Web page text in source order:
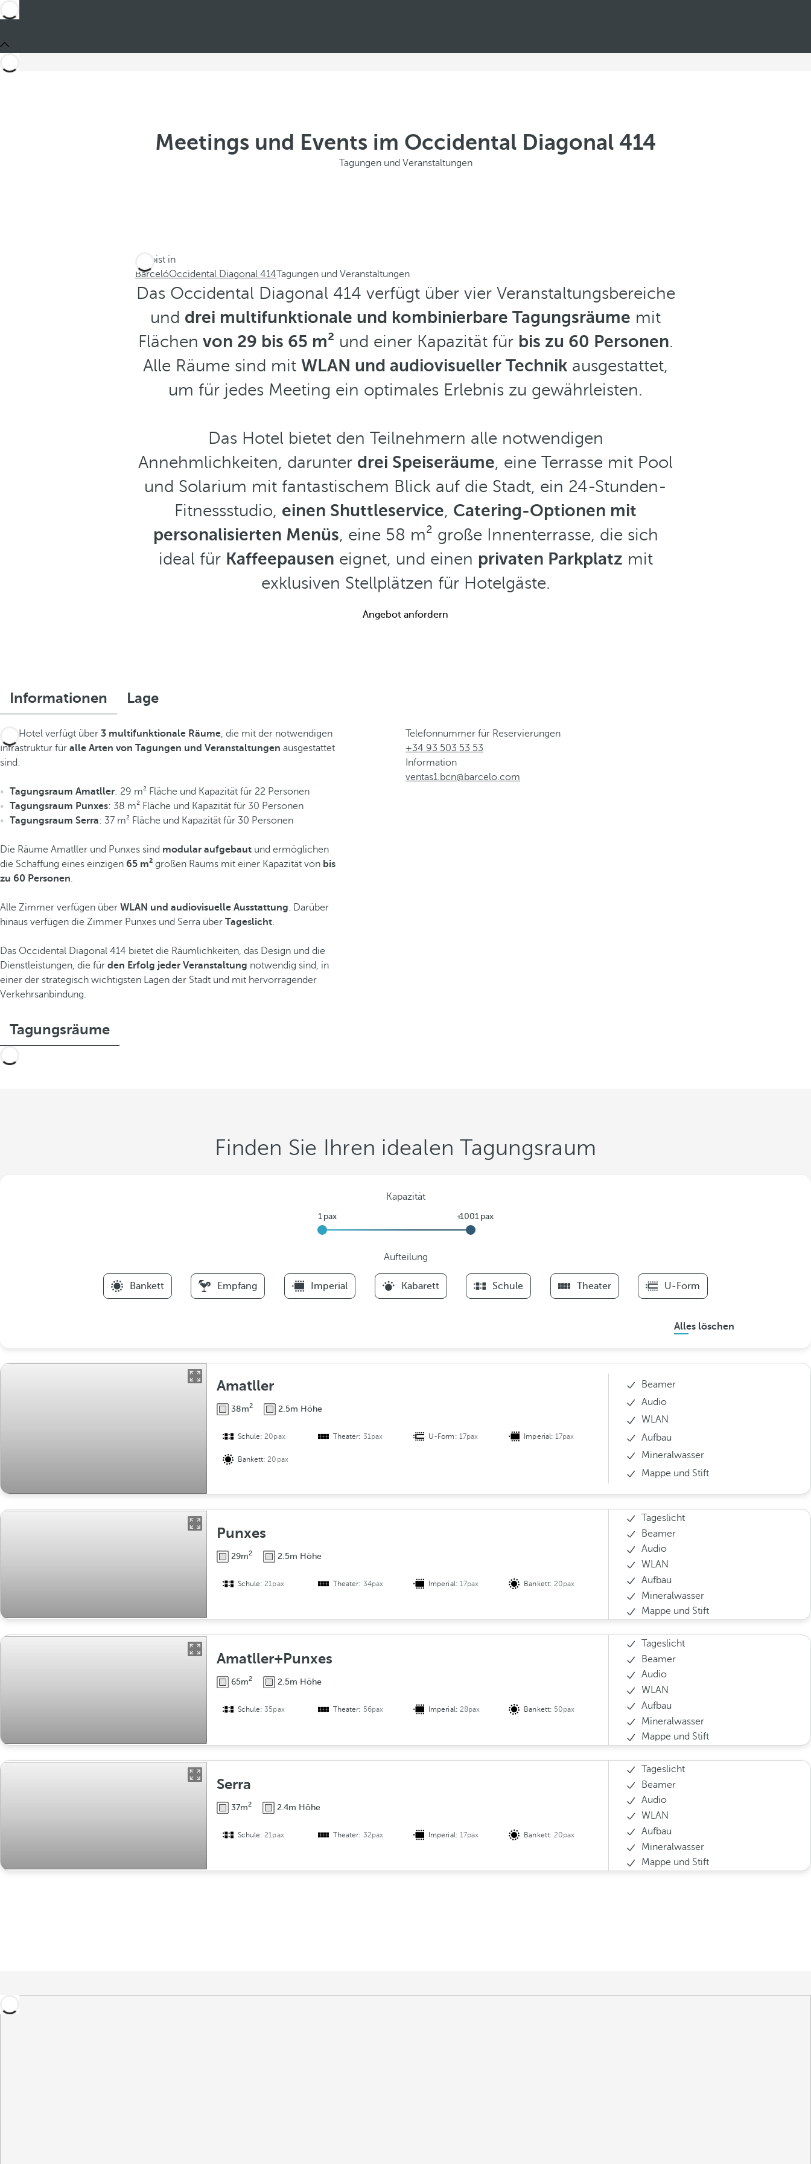
Meetings und Events im Occidental Diagonal 414
Tagungen und Veranstaltungen
Du bist in
BarcelóOccidental Diagonal 414Tagungen und Veranstaltungen
Das Occidental Diagonal 414 verfügt über vier Veranstaltungsbereiche
und drei multifunktionale und kombinierbare Tagungsräume mit
Flächen von 29 bis 65 m² und einer Kapazität für bis zu 60 Personen.
Alle Räume sind mit WLAN und audiovisueller Technik ausgestattet,
um für jedes Meeting ein optimales Erlebnis zu gewährleisten.
Das Hotel bietet den Teilnehmern alle notwendigen
Annehmlichkeiten, darunter drei Speiseräume, eine Terrasse mit Pool
und Solarium mit fantastischem Blick auf die Stadt, ein 24-Stunden-
Fitnessstudio, einen Shuttleservice, Catering-Optionen mit
personalisierten Menüs, eine 58 m² große Innenterrasse, die sich
ideal für Kaffeepausen eignet, und einen privaten Parkplatz mit
exklusiven Stellplätzen für Hotelgäste.
Angebot anfordern
Informationen Lage
Das Hotel verfügt über 3 multifunktionale Räume, die mit der notwendigen
Infrastruktur für alle Arten von Tagungen und Veranstaltungen ausgestattet
sind:
Tagungsraum Amatller: 29 m² Fläche und Kapazität für 22 Personen
Tagungsraum Punxes: 38 m² Fläche und Kapazität für 30 Personen
Tagungsraum Serra: 37 m² Fläche und Kapazität für 30 Personen
Die Räume Amatller und Punxes sind modular aufgebaut und ermöglichen
die Schaffung eines einzigen 65 m² großen Raums mit einer Kapazität von bis
zu 60 Personen.
Alle Zimmer verfügen über WLAN und audiovisuelle Ausstattung. Darüber
hinaus verfügen die Zimmer Punxes und Serra über Tageslicht.
Das Occidental Diagonal 414 bietet die Räumlichkeiten, das Design und die
Dienstleistungen, die für den Erfolg jeder Veranstaltung notwendig sind, in
einer der strategisch wichtigsten Lagen der Stadt und mit hervorragender
Verkehrsanbindung.
Telefonnummer für Reservierungen
+34 93 503 53 53
Information
ventas1.bcn@barcelo.com
Tagungsräume
Finden Sie Ihren idealen Tagungsraum
Kapazität
Aufteilung
F
s
n
g
Bankett Empfang Imperial Kabarett Schule Theater U-Form
Alles löschen
Amatller
38m2 2.5m Höhe
Schule:20pax Theater: 31pax U-Form: 17pax Imperial: 17pax
Bankett:20pax
Beamer
Audio
WLAN
Aufbau
Mineralwasser
Mappe und Stift
Punxes
29m2 2.5m Höhe
Schule:21pax Theater: 34pax Imperial: 17pax Bankett: 20pax
Tageslicht
Beamer
Audio
WLAN
Aufbau
Mineralwasser
Mappe und Stift
Amatller+Punxes
65m2 2.5m Höhe
Schule:35pax Theater: 56pax Imperial: 28pax Bankett: 50pax
Tageslicht
Beamer
Audio
WLAN
Aufbau
Mineralwasser
Mappe und Stift
Serra
37m2 2.4m Höhe
Schule:21pax Theater: 32pax Imperial: 17pax Bankett: 20pax
Tageslicht
Beamer
Audio
WLAN
Aufbau
Mineralwasser
Mappe und Stift